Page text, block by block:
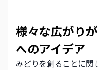
様々な広がり
へのアイデア
みどりを創ることに関